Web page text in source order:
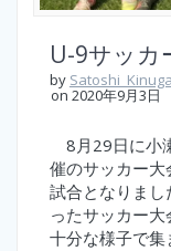
U-9サッカ
by
on 2020年9月3日
8月29日に小
催のサッカー
試合となりま
ったサッカー
十分な様子で